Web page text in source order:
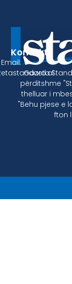
Gazeta
përditshme
thelluar i
"Behu pjese e
fton
Kontakt
Email: